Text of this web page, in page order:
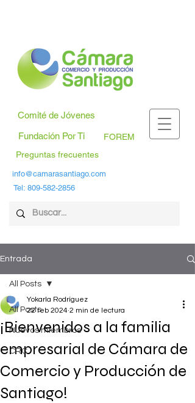
Tel: 809-582-2856
info@camarasantiago.com
FOREM
Comité de Jóvenes
Fundación Por Ti
Preguntas frecuentes
Entrada
All Posts
Nuevos miembros
CRC
All Posts
¡Bienvenidos a la familia
empresarial de Cámara de
Comercio y Producción de
Santiago!
Yokarla Rodríguez
22 feb 2024 2 min de lectura